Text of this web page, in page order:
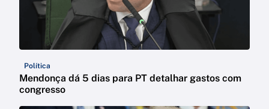
Política
Mendonça dá 5 dias para PT detalhar gastos com
congresso